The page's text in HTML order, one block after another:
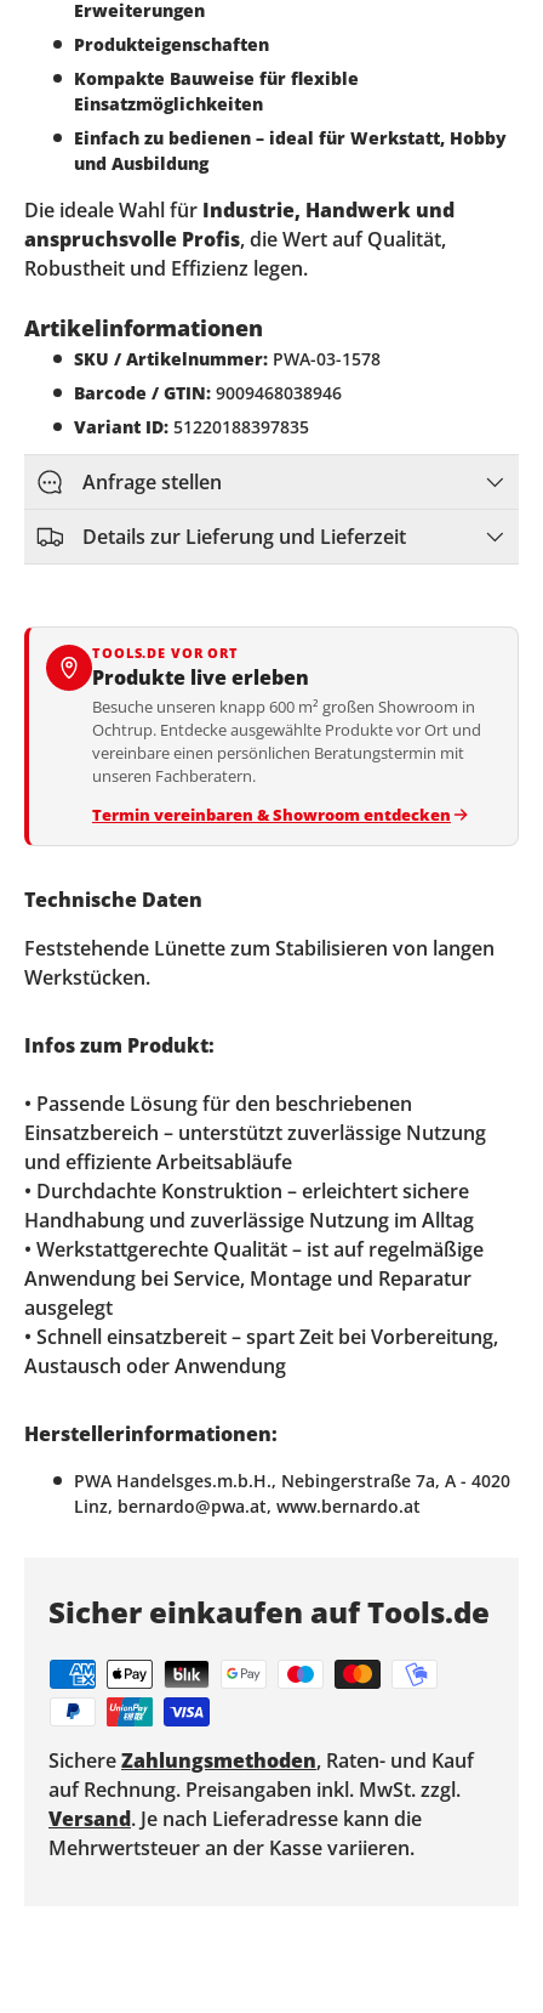
Erweiterungen
Produkteigenschaften
Kompakte Bauweise für flexible
Einsatzmöglichkeiten
Einfach zu bedienen – ideal für Werkstatt, Hobby
und Ausbildung
Die ideale Wahl für Industrie, Handwerk und
anspruchsvolle Profis, die Wert auf Qualität,
Robustheit und Effizienz legen.
Artikelinformationen
SKU / Artikelnummer: PWA-03-1578
Barcode / GTIN: 9009468038946
Variant ID: 51220188397835
Anfrage stellen
Details zur Lieferung und Lieferzeit
TOOLS.DE VOR ORT
Produkte live erleben
Besuche unseren knapp 600 m² großen Showroom in
Ochtrup. Entdecke ausgewählte Produkte vor Ort und
vereinbare einen persönlichen Beratungstermin mit
unseren Fachberatern.
Termin vereinbaren & Showroom entdecken
Technische Daten
Feststehende Lünette zum Stabilisieren von langen
Werkstücken.
Infos zum Produkt:
• Passende Lösung für den beschriebenen
Einsatzbereich – unterstützt zuverlässige Nutzung
und effiziente Arbeitsabläufe
• Durchdachte Konstruktion – erleichtert sichere
Handhabung und zuverlässige Nutzung im Alltag
• Werkstattgerechte Qualität – ist auf regelmäßige
Anwendung bei Service, Montage und Reparatur
ausgelegt
• Schnell einsatzbereit – spart Zeit bei Vorbereitung,
Austausch oder Anwendung
Herstellerinformationen:
PWA Handelsges.m.b.H., Nebingerstraße 7a, A - 4020
Linz, bernardo@pwa.at, www.bernardo.at
Sicher einkaufen auf Tools.de
SichereZahlungsmethoden, Raten- und Kauf
auf Rechnung. Preisangaben inkl. MwSt. zzgl.
Versand. Je nach Lieferadresse kann die
Mehrwertsteuer an der Kasse variieren.